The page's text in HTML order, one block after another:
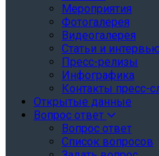
Мероприятия
Фотогалерея
Видеогалерея
Статьи и
Пресс-релизы
Инфографика
Контакты пресс-
Открытые данные
Вопрос ответ
Вопрос ответ
Список вопросов